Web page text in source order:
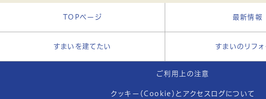
TOPページ 最新情報
すまいを建てたい すまいのリフ
ご利用上の注意
クッキー（Cookie）とアクセスログについて